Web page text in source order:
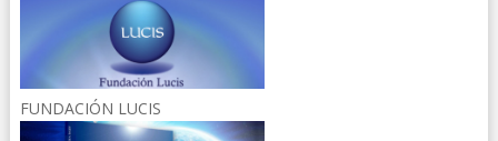
FUNDACIÓN LUCIS